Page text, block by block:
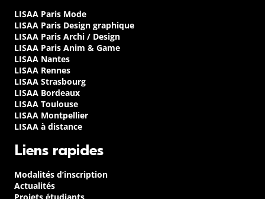
LISAA Paris Mode
LISAA Paris Design graphique
LISAA Paris Archi / Design
LISAA Paris Anim & Game
LISAA Nantes
LISAA Rennes
LISAA Strasbourg
LISAA Bordeaux
LISAA Toulouse
LISAA Montpellier
LISAA à distance
Liens rapides
Modalités d’inscription
Actualités